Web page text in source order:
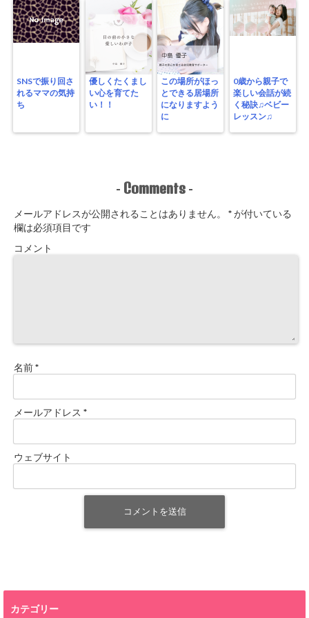
SNSで振り回さ
れるママの気持
ち
優しくたくまし
い心を育てた
い！！
この場所がほっ
とできる居場所
になりますよう
に
0歳から親子で
楽しい会話が続
く秘訣♫ベビー
レッスン♫
- Comments -
メールアドレスが公開されることはありません。 *が付いている
欄は必須項目です
コメント
名前*
メールアドレス *
ウェブサイト
カテゴリー